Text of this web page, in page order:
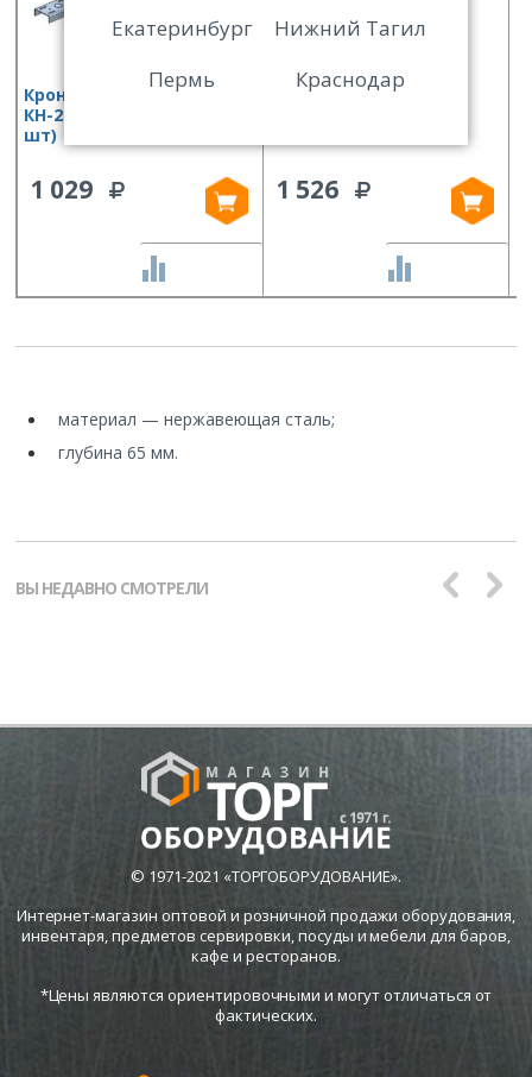
Кронштейн настенный
КН-2 (530 мм) комплект (2
шт)
1 029
Полка консольная
1 526
материал — нержавеющая сталь;
глубина 65 мм.
ВЫ НЕДАВНО СМОТРЕЛИ
© 1971-2021 «ТОРГОБОРУДОВАНИЕ».
Интернет-магазин оптовой и розничной продажи оборудования,
инвентаря, предметов сервировки, посуды и мебели для баров,
кафе и ресторанов.
*Цены являются ориентировочными и могут отличаться от
фактических.
Екатеринбург
Нижний Тагил
Пермь
Краснодар